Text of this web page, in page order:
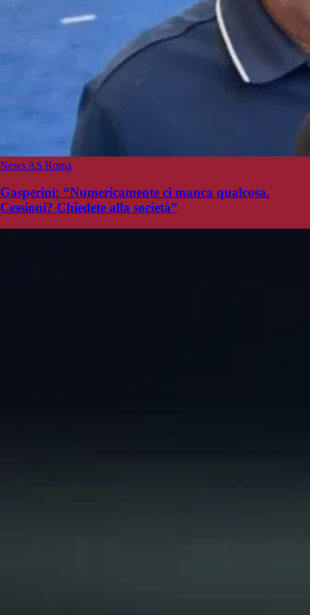
News AS Roma
Gasperini: “Numericamente ci manca qualcosa.
Cessioni? Chiedete alla società”